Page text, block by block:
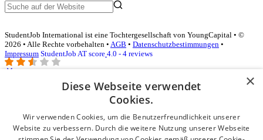
StudentJob International ist eine Tochtergesellschaft von YoungCapital • ©
2026 • Alle Rechte vorbehalten • AGB • Datenschutzbestimmungen •
Impressum StudentJob AT score 4.0 - 4 reviews
Login für Unternehmen
E-Mail*
×
Diese Webseite verwendet
Cookies.
Wir verwenden Cookies, um die Benutzerfreundlichkeit unserer
Website zu verbessern. Durch die weitere Nutzung unserer Webseite